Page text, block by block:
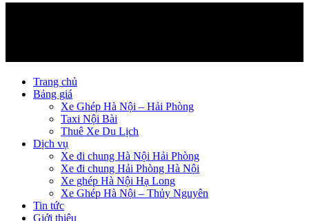
Trang chủ
Bảng giá
Xe Ghép Hà Nội – Hải Phòng
Taxi Nội Bài
Thuê Xe Du Lịch
Dịch vụ
Xe đi chung Hà Nội Hải Phòng
Xe đi chung Hải Phòng Hà Nội
Xe ghép Hà Nội Hạ Long
Xe Ghép Hà Nội – Thủy Nguyên
Tin tức
Giới thiệu